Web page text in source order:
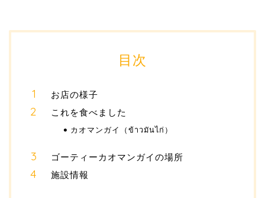
目次
お店の様子
これを食べました
カオマンガイ（ข้าวมันไก่）
ゴーティーカオマンガイの場所
施設情報